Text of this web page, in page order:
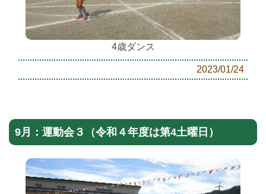
4歳ダンス
2023/01/24
9月：運動会３（令和４年度は第4土曜日）